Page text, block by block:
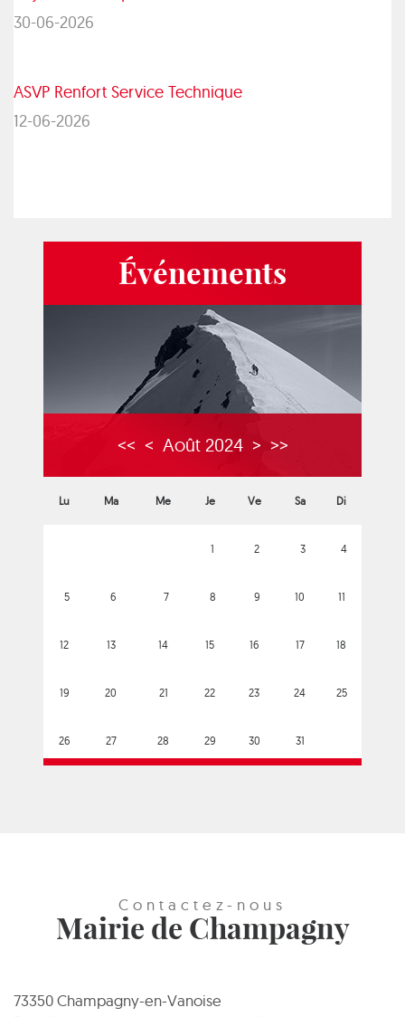
30-06-2026
ASVP Renfort Service Technique
12-06-2026
Événements
<< < Août 2024 > >>
Lu Ma Me Je Ve Sa Di
1 2 3 4
5 6 7 8 9 10 11
12 13 14 15 16 17 18
19 20 21 22 23 24 25
26 27 28 29 30 31
Contactez-nous
Mairie de Champagny
73350 Champagny-en-Vanoise